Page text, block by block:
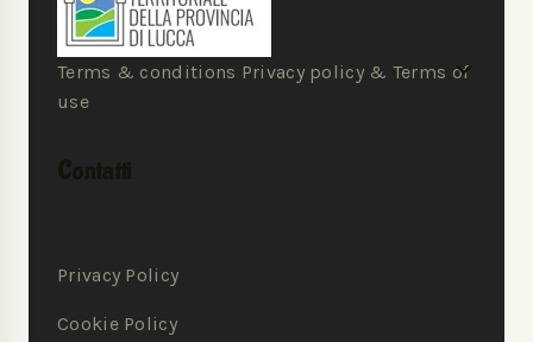
Terms & conditions Privacy policy & Terms of
use
Privacy Policy
Cookie Policy